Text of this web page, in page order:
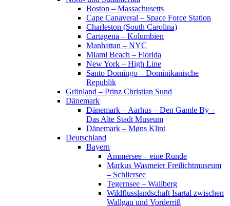
Boston – Massachusetts
Cape Canaveral – Space Force Station
Charleston (South Carolina)
Cartagena – Kolumbien
Manhattan – NYC
Miami Beach – Florida
New York – High Line
Santo Domingo – Dominikanische
Republik
Grönland – Prinz Christian Sund
Dänemark
Dänemark – Aarhus – Den Gamle By –
Das Alte Stadt Museum
Dänemark – Møns Klint
Deutschland
Bayern
Ammersee – eine Runde
Markus Wasmeier Freilichtmuseum
– Schliersee
Tegernsee – Wallberg
Wildflusslandschaft Isartal zwischen
Wallgau und Vorderriß